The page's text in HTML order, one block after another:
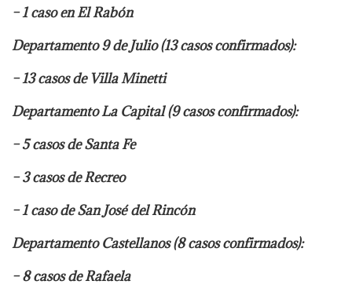
– 1 caso en El Rabón
Departamento 9 de Julio (13 casos confirmados):
– 13 casos de Villa Minetti
Departamento La Capital (9 casos confirmados):
– 5 casos de Santa Fe
– 3 casos de Recreo
– 1 caso de San José del Rincón
Departamento Castellanos (8 casos confirmados):
– 8 casos de Rafaela